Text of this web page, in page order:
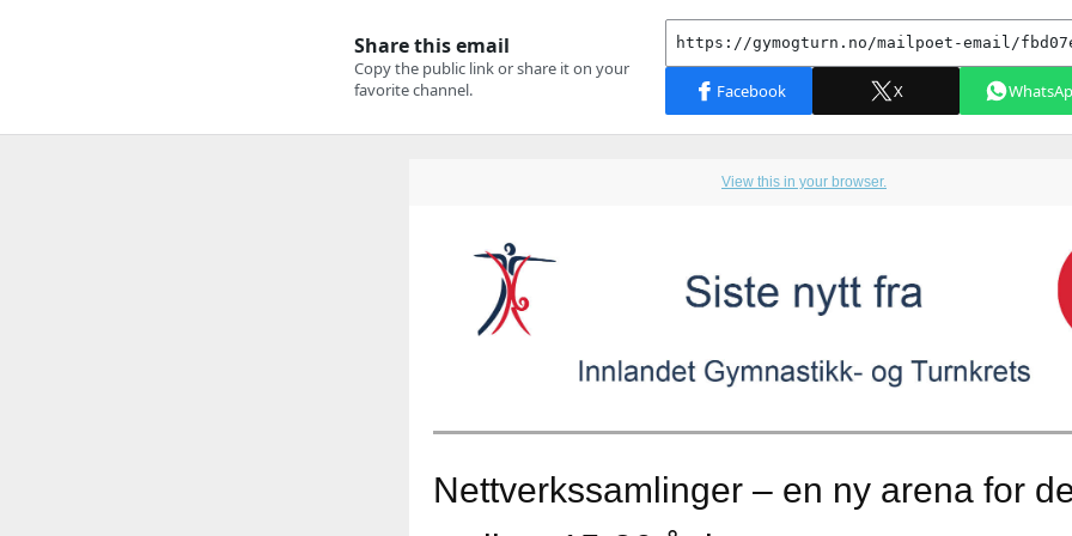
View this in your browser.
Nettverkssamlinger – en ny arena for